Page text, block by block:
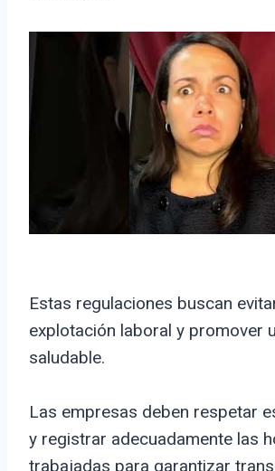
Estas regulaciones buscan
explotación laboral y promover
saludable.
Las empresas deben respetar
y registrar adecuadamente las
trabajadas para garantizar